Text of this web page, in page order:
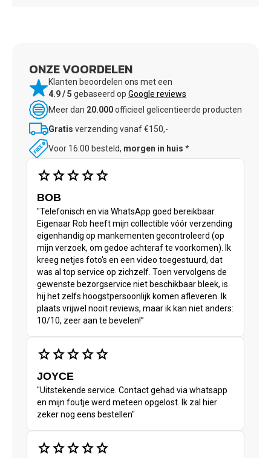
ONZE VOORDELEN
Klanten beoordelen ons met een
4.9 / 5 gebaseerd op Google reviews
Meer dan 20.000officieel gelicentieerde producten
Gratis verzending vanaf €150,-
Voor 16:00 besteld, morgen in huis *
starstarstarstarstar
BOB
"Telefonisch en via WhatsApp goed bereikbaar.
Eigenaar Rob heeft mijn collectible vóór verzending
eigenhandig op mankementen gecontroleerd (op
mijn verzoek, om gedoe achteraf te voorkomen). Ik
kreeg netjes foto's en een video toegestuurd, dat
was al top service op zichzelf. Toen vervolgens de
gewenste bezorgservice niet beschikbaar bleek, is
hij het zelfs hoogstpersoonlijk komen afleveren. Ik
plaats vrijwel nooit reviews, maar ik kan niet anders:
10/10, zeer aan te bevelen!”
starstarstarstarstar
JOYCE
"Uitstekende service. Contact gehad via whatsapp
en mijn foutje werd meteen opgelost. Ik zal hier
zeker nog eens bestellen"
starstarstarstarstar